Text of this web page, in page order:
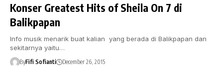
Konser Greatest Hits of Sheila On 7 di
Balikpapan
Info musik menarik buat kalian yang berada di Balikpapan dan
sekitarnya yaitu…
ByFifi Sofianti December 26, 2015